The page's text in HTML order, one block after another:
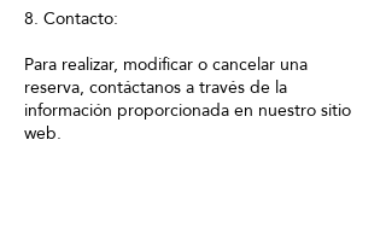
8. Contacto:
Para realizar, modificar o cancelar una
reserva, contáctanos a través de la
información proporcionada en nuestro sitio
web.